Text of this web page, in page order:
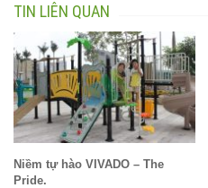
TIN LIÊN QUAN
Niềm tự hào VIVADO – The
Pride.